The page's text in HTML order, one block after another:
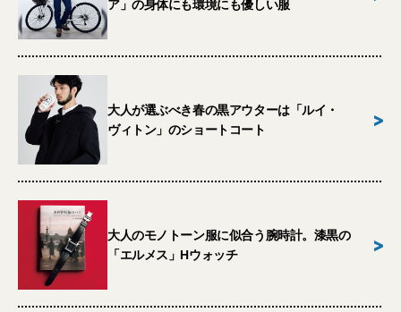
ア」の身体にも環境にも優しい服
大人が選ぶべき春の黒アウターは「ルイ・
ヴィトン」のショートコート
>
大人のモノトーン服に似合う腕時計。漆黒の
「エルメス」Hウォッチ
>